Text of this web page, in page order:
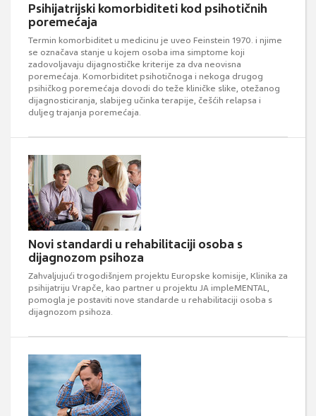
Psihijatrijski komorbiditeti kod psihotičnih
poremećaja
Termin komorbiditet u medicinu je uveo Feinstein 1970. i njime
se označava stanje u kojem osoba ima simptome koji
zadovoljavaju dijagnostičke kriterije za dva neovisna
poremećaja. Komorbiditet psihotičnoga i nekoga drugog
psihičkog poremećaja dovodi do teže kliničke slike, otežanog
dijagnosticiranja, slabijeg učinka terapije, češćih relapsa i
duljeg trajanja poremećaja.
Novi standardi u rehabilitaciji osoba s
dijagnozom psihoza
Zahvaljujući trogodišnjem projektu Europske komisije, Klinika za
psihijatriju Vrapče, kao partner u projektu JA impleMENTAL,
pomogla je postaviti nove standarde u rehabilitaciji osoba s
dijagnozom psihoza.